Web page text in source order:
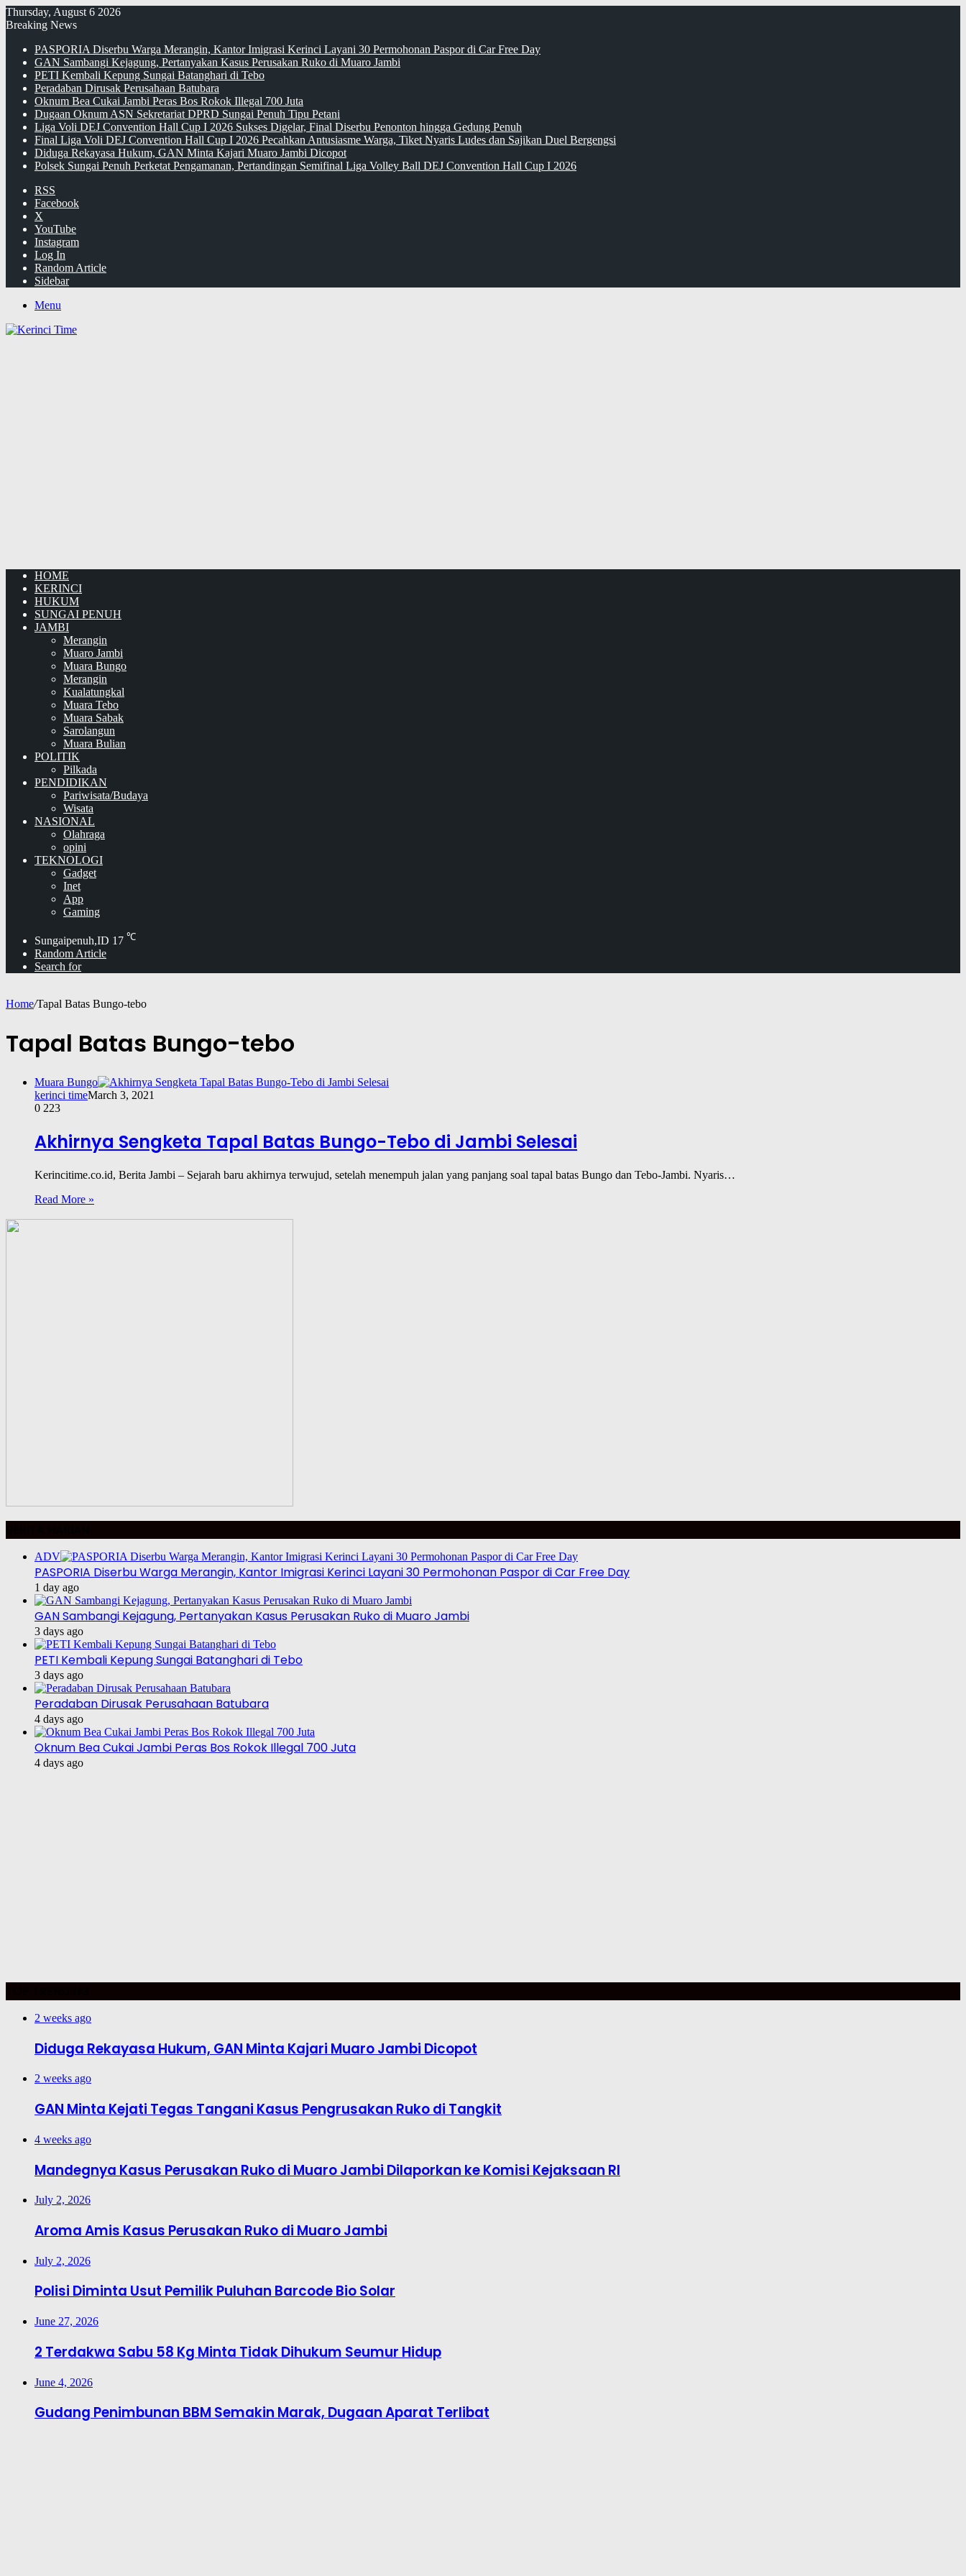
Thursday, August 6 2026
Breaking News
PASPORIA Diserbu Warga Merangin, Kantor Imigrasi Kerinci Layani 30 Permohonan Paspor di Car Free Day
GAN Sambangi Kejagung, Pertanyakan Kasus Perusakan Ruko di Muaro Jambi
PETI Kembali Kepung Sungai Batanghari di Tebo
Peradaban Dirusak Perusahaan Batubara
Oknum Bea Cukai Jambi Peras Bos Rokok Illegal 700 Juta
Dugaan Oknum ASN Sekretariat DPRD Sungai Penuh Tipu Petani
Liga Voli DEJ Convention Hall Cup I 2026 Sukses Digelar, Final Diserbu Penonton hingga Gedung Penuh
Final Liga Voli DEJ Convention Hall Cup I 2026 Pecahkan Antusiasme Warga, Tiket Nyaris Ludes dan Sajikan Duel Bergengsi
Diduga Rekayasa Hukum, GAN Minta Kajari Muaro Jambi Dicopot
Polsek Sungai Penuh Perketat Pengamanan, Pertandingan Semifinal Liga Volley Ball DEJ Convention Hall Cup I 2026
RSS
Facebook
X
YouTube
Instagram
Log In
Random Article
Sidebar
Menu
HOME
KERINCI
HUKUM
SUNGAI PENUH
JAMBI
Merangin
Muaro Jambi
Muara Bungo
Merangin
Kualatungkal
Muara Tebo
Muara Sabak
Sarolangun
Muara Bulian
POLITIK
Pilkada
PENDIDIKAN
Pariwisata/Budaya
Wisata
NASIONAL
Olahraga
opini
TEKNOLOGI
Gadget
Inet
App
Gaming
Sungaipenuh,ID 17 ℃
Random Article
Search for
Home/Tapal Batas Bungo-tebo
Tapal Batas Bungo-tebo
Muara Bungo
kerinci timeMarch 3, 2021
0 223
Akhirnya Sengketa Tapal Batas Bungo-Tebo di Jambi Selesai
Kerincitime.co.id, Berita Jambi – Sejarah baru akhirnya terwujud, setelah menempuh jalan yang panjang soal tapal batas Bungo dan Tebo-Jambi. Nyaris…
Read More »
ADV
PASPORIA Diserbu Warga Merangin, Kantor Imigrasi Kerinci Layani 30 Permohonan Paspor di Car Free Day
1 day ago
GAN Sambangi Kejagung, Pertanyakan Kasus Perusakan Ruko di Muaro Jambi
3 days ago
PETI Kembali Kepung Sungai Batanghari di Tebo
3 days ago
Peradaban Dirusak Perusahaan Batubara
4 days ago
Oknum Bea Cukai Jambi Peras Bos Rokok Illegal 700 Juta
4 days ago
2 weeks ago
Diduga Rekayasa Hukum, GAN Minta Kajari Muaro Jambi Dicopot
2 weeks ago
GAN Minta Kejati Tegas Tangani Kasus Pengrusakan Ruko di Tangkit
4 weeks ago
Mandegnya Kasus Perusakan Ruko di Muaro Jambi Dilaporkan ke Komisi Kejaksaan RI
July 2, 2026
Aroma Amis Kasus Perusakan Ruko di Muaro Jambi
July 2, 2026
Polisi Diminta Usut Pemilik Puluhan Barcode Bio Solar
June 27, 2026
2 Terdakwa Sabu 58 Kg Minta Tidak Dihukum Seumur Hidup
June 4, 2026
Gudang Penimbunan BBM Semakin Marak, Dugaan Aparat Terlibat